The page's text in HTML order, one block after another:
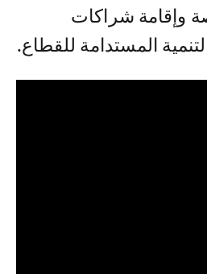
شراكات
المستدامة للقطاع.